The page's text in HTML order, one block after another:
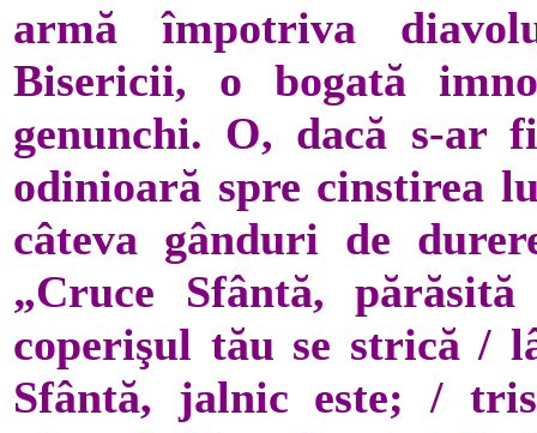
armă împotriva
Bisericii, o bogată
genunchi. O, dacă s-ar
odini­oară spre cinstirea
câteva gânduri de
„Cruce Sfântă,
coperişul tău se strică /
Sfântă, jalnic este; /